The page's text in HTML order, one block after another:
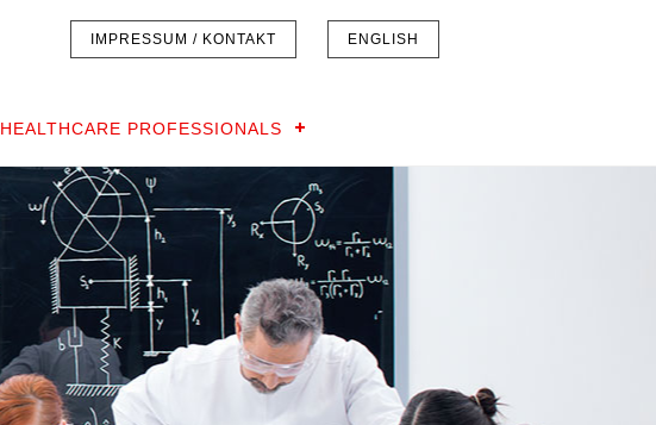
HEALTHCARE PROFESSIONALS
IMPRESSUM / KONTAKT ENGLISH